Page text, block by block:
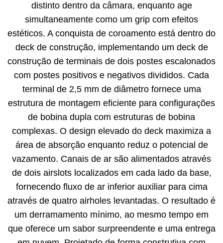
distinto dentro da câmara, enquanto age
simultaneamente como um grip com efeitos
estéticos. A conquista de coroamento está dentro do
deck de construção, implementando um deck de
construção de terminais de dois postes escalonados
com postes positivos e negativos divididos. Cada
terminal de 2,5 mm de diâmetro fornece uma
estrutura de montagem eficiente para configurações
de bobina dupla com estruturas de bobina
complexas. O design elevado do deck maximiza a
área de absorção enquanto reduz o potencial de
vazamento. Canais de ar são alimentados através
de dois airslots localizados em cada lado da base,
fornecendo fluxo de ar inferior auxiliar para cima
através de quatro airholes levantadas. O resultado é
um derramamento mínimo, ao mesmo tempo em
que oferece um sabor surpreendente e uma entrega